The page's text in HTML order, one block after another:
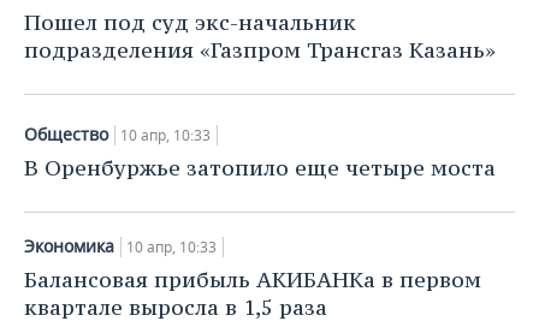
НЕФТЕХИМИЯ
НЕФТЬ
ЭНЕРГЕТИКА
РОЗНИЧНАЯ ТОРГОВЛЯ
ТРАНСПОРТ
УСЛУГИ
НОВОСТИ ТЕХНОЛОГИЙ
IT
МЕДИА
ТЕЛЕКОММУНИКАЦИИ
МЕРОПРИЯТИЯ
НОВОСТИ МЕРОПРИЯТИЙ
ВЫЕЗДНАЯ РЕДАКЦИЯ
БИЗНЕС-БРАНЧИ
ONLINE-КОНФЕРЕНЦИИ
ОТКРЫТАЯ ЛЕКЦИЯ
СПОРТ
НОВОСТИ СПОРТА
ФУТБОЛ
БАСКЕТБОЛ
ОБЩЕСТВО
НОВОСТИ ОБЩЕСТВА
ИНФРАСТРУКТУРА
ФОТОГАЛЕРЕЯ
СЮЖЕТЫ
СПРАВОЧНИК
Пошел под суд экс-начальник
подразделения «Газпром Трансгаз Казань»
Общество 10 апр, 10:33
В Оренбуржье затопило еще четыре моста
Экономика 10 апр, 10:33
Балансовая прибыль АКИБАНКа в первом
квартале выросла в 1,5 раза